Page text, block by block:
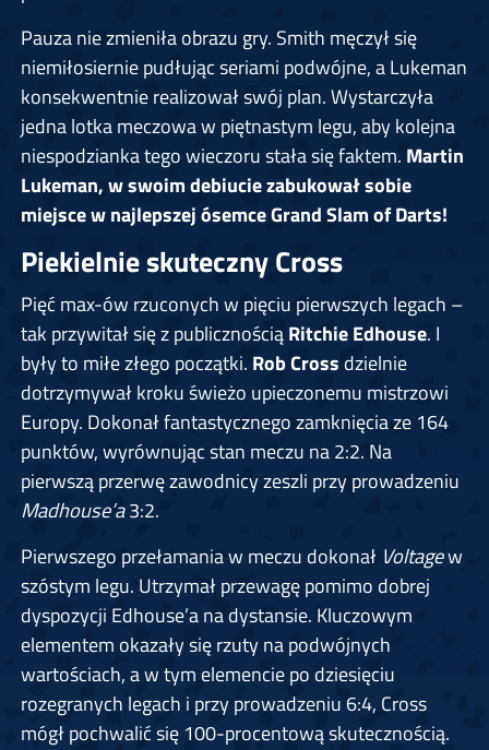
Pauza nie zmieniła obrazu gry. Smith męczył się
niemiłosiernie pudłując seriami podwójne, a Lukeman
konsekwentnie realizował swój plan. Wystarczyła
jedna lotka meczowa w piętnastym legu, aby kolejna
niespodzianka tego wieczoru stała się faktem. Martin
Lukeman, w swoim debiucie zabukował sobie
miejsce w najlepszej ósemce Grand Slam of Darts!
Piekielnie skuteczny Cross
Pięć max-ów rzuconych w pięciu pierwszych legach –
tak przywitał się z publicznościąRitchie Edhouse. I
były to miłe złego początki. Rob Cross dzielnie
dotrzymywał kroku świeżo upieczonemu mistrzowi
Europy. Dokonał fantastycznego zamknięcia ze 164
punktów, wyrównując stan meczu na 2:2. Na
pierwszą przerwę zawodnicy zeszli przy prowadzeniu
Madhouse’a3:2.
Pierwszego przełamania w meczu dokonał Voltagew
szóstym legu. Utrzymał przewagę pomimo dobrej
dyspozycji Edhouse’a na dystansie. Kluczowym
elementem okazały się rzuty na podwójnych
wartościach, a w tym elemencie po dziesięciu
rozegranych legach i przy prowadzeniu 6:4, Cross
mógł pochwalić się 100-procentową skutecznością.